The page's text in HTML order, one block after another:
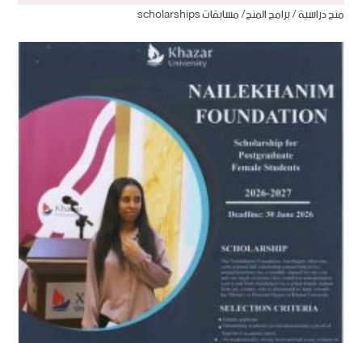
منح دراسية / برامج المنح/ مسابقات scholarships